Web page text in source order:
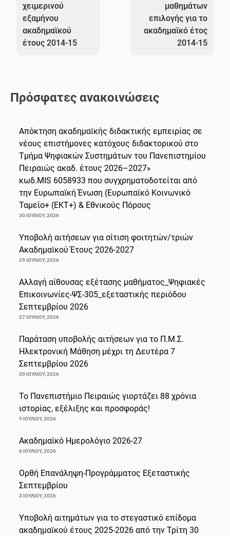
χειμερινού
εξαμήνου
ακαδημαϊκού
έτους 2014-15
μαθημάτων
επιλογής για το
ακαδημαϊκό έτος
2014-15
Πρόσφατες ανακοινώσεις
Απόκτηση ακαδημαϊκής διδακτικής εμπειρίας σε
νέους επιστήμονες κατόχους διδακτορικού στο
Τμήμα Ψηφιακών Συστημάτων του Πανεπιστημίου
Πειραιώς ακαδ. έτους 2026–2027»
κωδ.MIS 6058933 που συγχρηματοδοτείται από
την Ευρωπαϊκή Ένωση (Ευρωπαϊκό Κοινωνικό
Ταμείο+ (ΕΚΤ+) & Εθνικούς Πόρους
30 ΙΟΥΛΊΟΥ, 2026
Υποβολή αιτήσεων για σίτιση φοιτητών/τριών
Ακαδημαϊκού Έτους 2026-2027
29 ΙΟΥΛΊΟΥ, 2026
Αλλαγή αίθουσας εξέτασης μαθήματος_Ψηφιακές
Επικοινωνίες-ΨΣ-305_εξεταστικής περιόδου
Σεπτεμβρίου 2026
27 ΙΟΥΛΊΟΥ, 2026
Παράταση υποβολής αιτήσεων για το Π.Μ.Σ.
Ηλεκτρονική Μάθηση μέχρι τη Δευτέρα 7
Σεπτεμβρίου 2026
20 ΙΟΥΛΊΟΥ, 2026
Το Πανεπιστήμιο Πειραιώς γιορτάζει 88 χρόνια
ιστορίας, εξέλιξης και προσφοράς!
9 ΙΟΥΛΊΟΥ, 2026
Ακαδημαϊκό Ημερολόγιο 2026-27
6 ΙΟΥΛΊΟΥ, 2026
Ορθή Επανάληψη-Προγράμματος Εξεταστικής
Σεπτεμβρίου
3 ΙΟΥΛΊΟΥ, 2026
Υποβολή αιτημάτων για το στεγαστικό επίδομα
ακαδημαϊκού έτους 2025-2026 από την Τρίτη 30